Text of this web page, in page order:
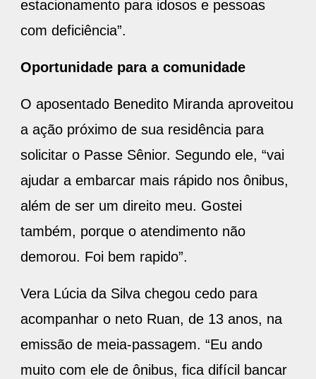
estacionamento para idosos e pessoas
com deficiência”.
Oportunidade para a comunidade
O aposentado Benedito Miranda aproveitou
a ação próximo de sua residência para
solicitar o Passe Sênior. Segundo ele, “vai
ajudar a embarcar mais rápido nos ônibus,
além de ser um direito meu. Gostei
também, porque o atendimento não
demorou. Foi bem rapido”.
Vera Lúcia da Silva chegou cedo para
acompanhar o neto Ruan, de 13 anos, na
emissão de meia-passagem. “Eu ando
muito com ele de ônibus, fica difícil bancar